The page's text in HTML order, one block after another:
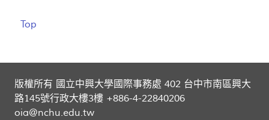
Top
版權所有 國立中興大學國際事務處 402 台中市南區興大
路145號行政大樓3樓 +886-4-22840206
oia@nchu.edu.tw